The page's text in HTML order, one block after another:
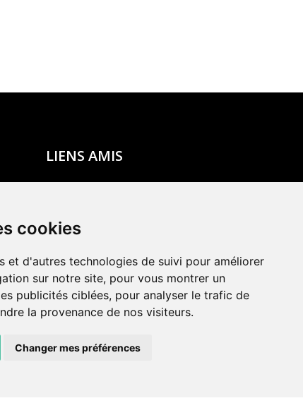
cookies
et d'autres technologies de suivi pour améliorer
sur notre site, pour vous montrer un
publicités ciblées, pour analyser le trafic de
la provenance de nos visiteurs.
Changer mes préférences
LIENS AMIS